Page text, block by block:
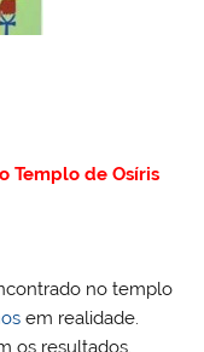
Templo de Osíris
no templo
em realidade.
os resultados.